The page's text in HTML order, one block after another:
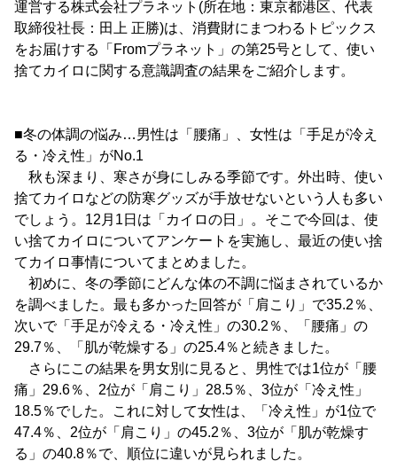
運営する株式会社プラネット(所在地：東京都港区、代表
取締役社長：田上 正勝)は、消費財にまつわるトピックス
をお届けする「Fromプラネット」の第25号として、使い
捨てカイロに関する意識調査の結果をご紹介します。
■冬の体調の悩み…男性は「腰痛」、女性は「手足が冷え
る・冷え性」がNo.1
秋も深まり、寒さが身にしみる季節です。外出時、使い
捨てカイロなどの防寒グッズが手放せないという人も多い
でしょう。12月1日は「カイロの日」。そこで今回は、使
い捨てカイロについてアンケートを実施し、最近の使い捨
てカイロ事情についてまとめました。
初めに、冬の季節にどんな体の不調に悩まされているか
を調べました。最も多かった回答が「肩こり」で35.2％、
次いで「手足が冷える・冷え性」の30.2％、「腰痛」の
29.7％、「肌が乾燥する」の25.4％と続きました。
さらにこの結果を男女別に見ると、男性では1位が「腰
痛」29.6％、2位が「肩こり」28.5％、3位が「冷え性」
18.5％でした。これに対して女性は、「冷え性」が1位で
47.4％、2位が「肩こり」の45.2％、3位が「肌が乾燥す
る」の40.8％で、順位に違いが見られました。